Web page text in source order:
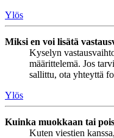
Ylös
Miksi en voi lisätä
Kyselyn
määrittelemä. Jos
sallittu, ota yhteyttä
Ylös
Kuinka muokkaan tai
Kuten viestien